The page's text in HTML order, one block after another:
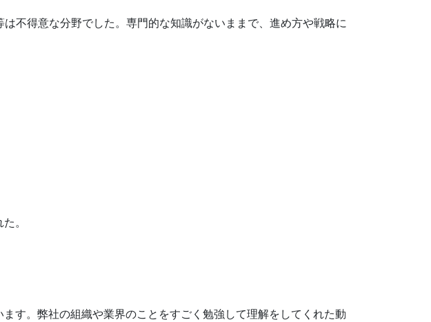
不得意な分野でした。専門的な知識がないままで、進め方や戦略に
。
す。弊社の組織や業界のことをすごく勉強して理解をしてくれた動